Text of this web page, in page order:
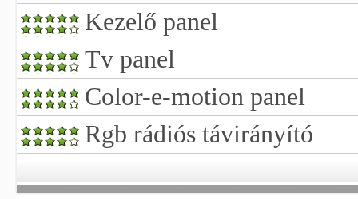
Kezelő panel
Tv panel
Color-e-motion panel
Rgb rádiós távirányító